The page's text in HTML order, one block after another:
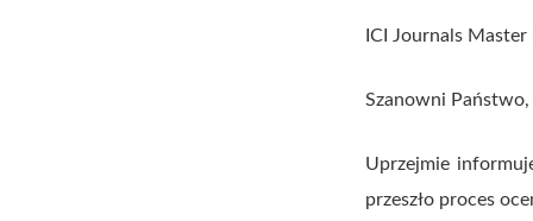
ICI Journals Master
Szanowni Państwo,
Uprzejmie
przeszło proces